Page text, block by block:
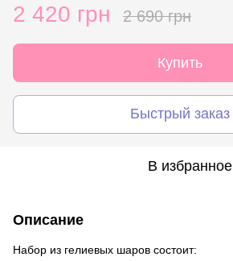
2 420 грн 2 690 грн
Купить
Быстрый заказ
В избранное
Описание
Набор из гелиевых шаров состоит: